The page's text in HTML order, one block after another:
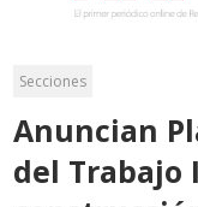
Secciones
Anuncian
del